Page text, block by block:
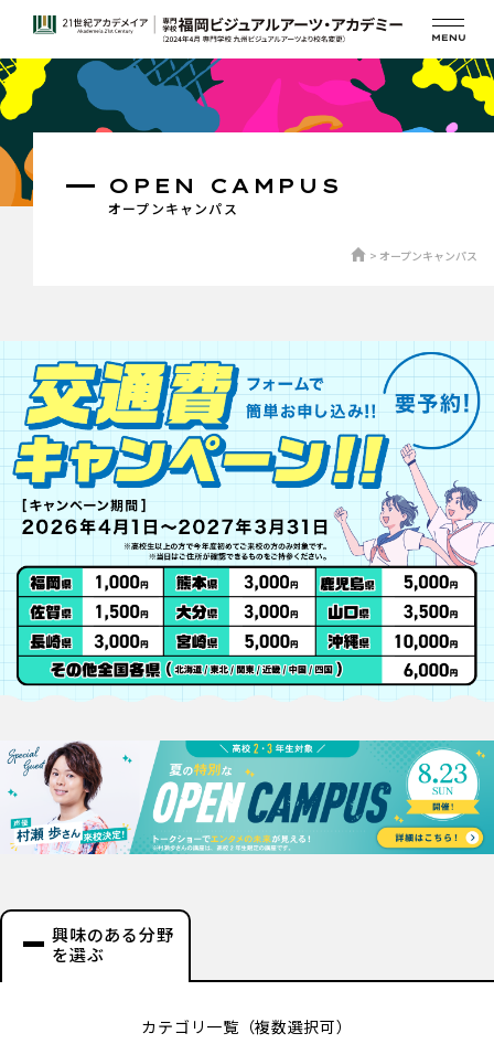
オープンキャンパス
OPEN CAMPUS
オープンキャンパス
興味のある分野
を選ぶ
カテゴリ一覧（複数選択可）